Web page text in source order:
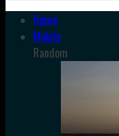
Home
Mobile
Random